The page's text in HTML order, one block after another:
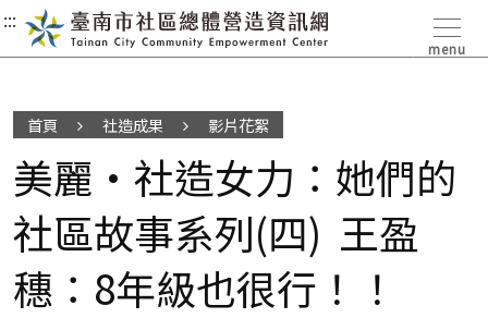
:::
menu
:::
:::
首頁 社造成果 影片花絮
美麗•社造女力：她們的
社區故事系列(四) 王盈
穗：8年級也很行！！